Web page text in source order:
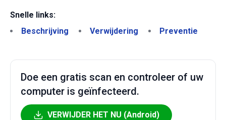
Snelle links:
Beschrijving
Verwijdering Preventie
Doe een gratis scan en controleer of uw
computer is geïnfecteerd.
VERWIJDER HET NU (Android)